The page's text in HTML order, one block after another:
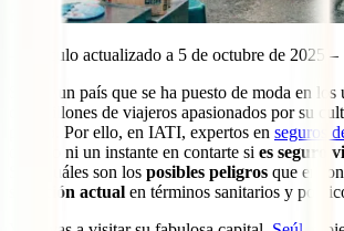
– Artículo actualizado a 5 de octubre de 2025 –
Si hay un país que se ha puesto de moda en los
con millones de viajeros apasionados por su
pisarlo. Por ello, en IATI, expertos en seguros
dudado ni un instante en contarte si es seguro
, cuáles son los posibles peligros que
situación actual en términos sanitarios y